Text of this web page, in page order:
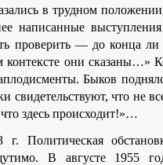
в трудном
написанные
проверить — до конца ли
они сказаны…»
Быков
свидетельствуют, что не
здесь происходит!»…
Политическая
В августе 1955